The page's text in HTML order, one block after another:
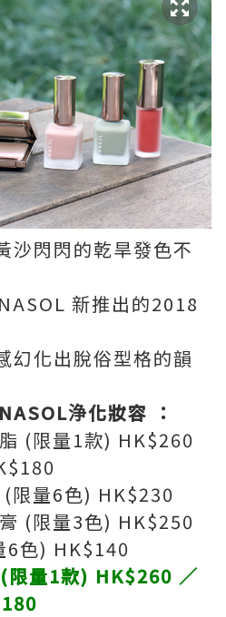
沙閃閃的乾旱發色不
新推出的2018
幻化出脫俗型格的韻
浄化妝容 ：
(限量1款) HK$260
限量6色) HK$230
(限量3色) HK$250
色) HK$140
限量1款) HK$260 ／